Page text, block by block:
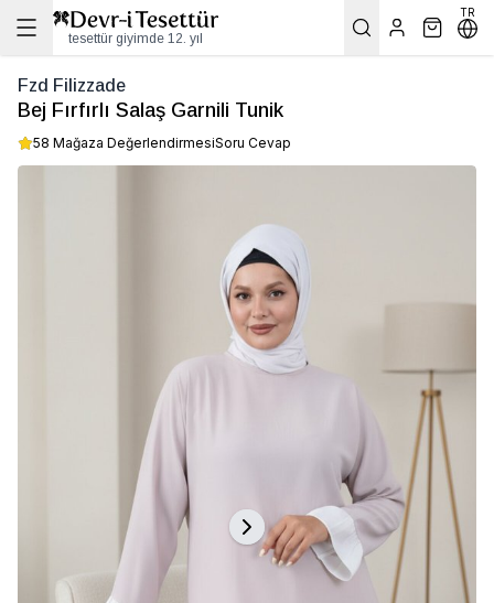
tesettür giyimde 12. yıl
TR
Fzd Filizzade
Bej Fırfırlı Salaş Garnili Tunik
58 Mağaza DeğerlendirmesiSoru Cevap